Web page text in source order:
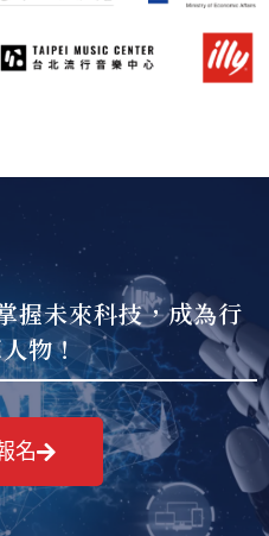
握未來科技，成為行
物！
名